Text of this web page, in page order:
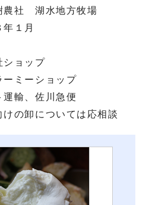
農社 湖水地方牧場
年１月
ショップ
ーミーショップ
運輸、佐川急便
の卸については応相談